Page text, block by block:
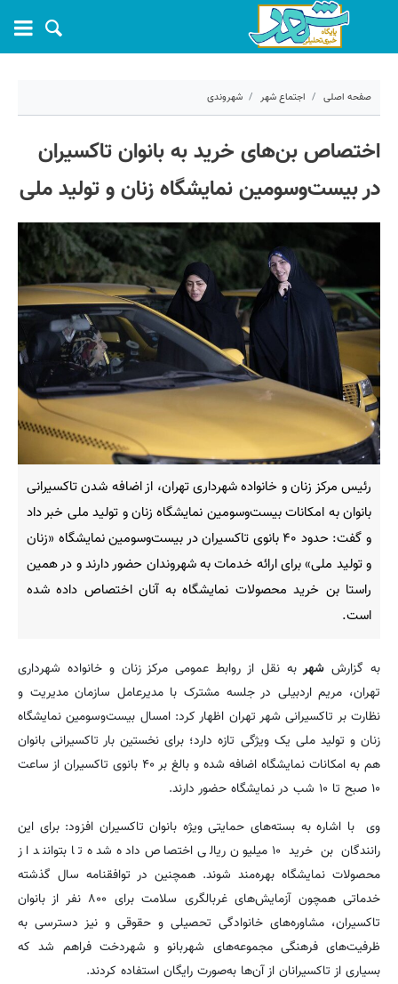
صفحه اصلی اجتماع شهر شهروندی
اختصاص بن‌های خرید به بانوان تاکسیران
در بیست‌وسومین نمایشگاه زنان و تولید ملی
رئیس مرکز زنان و خانواده شهرداری تهران، از اضافه شدن تاکسیرانی
بانوان به امکانات بیست‌وسومین نمایشگاه زنان و تولید ملی خبر داد
و گفت: حدود ۴۰ بانوی تاکسیران در بیست‌وسومین نمایشگاه «زنان
و تولید ملی» برای ارائه خدمات به شهروندان حضور دارند و در همین
راستا بن خرید محصولات نمایشگاه به آنان اختصاص داده شده
است.
به گزارش شهربه نقل از روابط عمومی مرکز زنان و خانواده شهرداری
تهران، مریم اردبیلی در جلسه مشترک با مدیرعامل سازمان مدیریت و
نظارت بر تاکسیرانی شهر تهران اظهار کرد: امسال بیست‌وسومین نمایشگاه
زنان و تولید ملی یک ویژگی تازه دارد؛ برای نخستین بار تاکسیرانی بانوان
هم به امکانات نمایشگاه اضافه شده و بالغ بر ۴۰ بانوی تاکسیران از ساعت
۱۰ صبح تا ۱۰ شب در نمایشگاه حضور دارند.
وی با اشاره به بسته‌های حمایتی ویژه بانوان تاکسیران افزود: برای این
رانندگان بن خرید ۱۰ میلیون ریالی اختصاص داده شده تا بتوانند از
محصولات نمایشگاه بهره‌مند شوند. همچنین در توافقنامه سال گذشته
خدماتی همچون آزمایش‌های غربالگری سلامت برای ۸۰۰ نفر از بانوان
تاکسیران، مشاوره‌های خانوادگی تحصیلی و حقوقی و نیز دسترسی به
ظرفیت‌های فرهنگی مجموعه‌های شهربانو و شهردخت فراهم شد که
بسیاری از تاکسیرانان از آن‌ها به‌صورت رایگان استفاده کردند.